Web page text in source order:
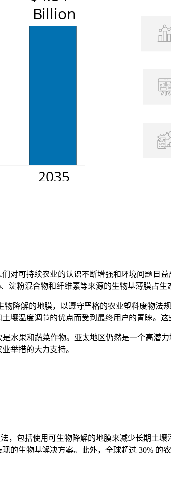
对可持续农业的认识不断增强和环境问题日
淀粉混合物和纤维素等来源的生物基薄膜占生
物降解的地膜，以遵守严格的农业塑料废物
壤温度调节的优点而受到最终用户的青睐。这
水果和蔬菜作物。亚太地区仍然是一个高潜
举措的大力支持。
，包括使用可生物降解的地膜来减少长期土
的生物基解决方案。此外，全球超过 30% 的